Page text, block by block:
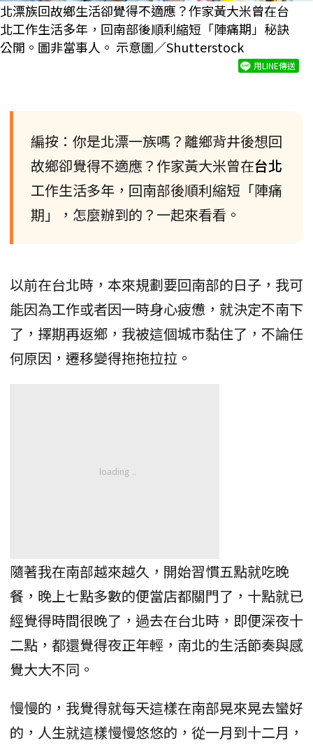
北漂族回故鄉生活卻覺得不適應？作家黃大米曾在台
北工作生活多年，回南部後順利縮短「陣痛期」秘訣
公開。圖非當事人。 示意圖／Shutterstock
用LINE傳送
編按：你是北漂一族嗎？離鄉背井後想回
故鄉卻覺得不適應？作家黃大米曾在台北
工作生活多年，回南部後順利縮短「陣痛
期」，怎麼辦到的？一起來看看。
以前在台北時，本來規劃要回南部的日子，我可
能因為工作或者因一時身心疲憊，就決定不南下
了，擇期再返鄉，我被這個城市黏住了，不論任
何原因，遷移變得拖拖拉拉。
隨著我在南部越來越久，開始習慣五點就吃晚
餐，晚上七點多數的便當店都關門了，十點就已
經覺得時間很晚了，過去在台北時，即便深夜十
二點，都還覺得夜正年輕，南北的生活節奏與感
覺大大不同。
慢慢的，我覺得就每天這樣在南部晃來晃去蠻好
的，人生就這樣慢慢悠悠的，從一月到十二月，